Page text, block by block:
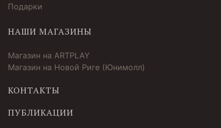
Подарки
НАШИ МАГАЗИНЫ
Магазин на ARTPLAY
Магазин на Новой Риге (Юнимолл)
КОНТАКТЫ
ПУБЛИКАЦИИ